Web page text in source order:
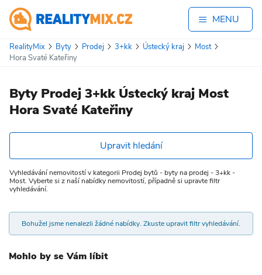
MENU
RealityMix Byty Prodej 3+kk Ústecký kraj
Most
Hora Svaté Kateřiny
Byty Prodej 3+kk Ústecký kraj Most
Hora Svaté Kateřiny
Upravit hledání
Vyhledávání nemovitostí v kategorii Prodej bytů - byty na prodej - 3+kk -
Most. Vyberte si z naší nabídky nemovitostí, případně si upravte filtr
vyhledávání.
Bohužel jsme nenalezli žádné nabídky. Zkuste upravit filtr vyhledávání.
Mohlo by se Vám líbit